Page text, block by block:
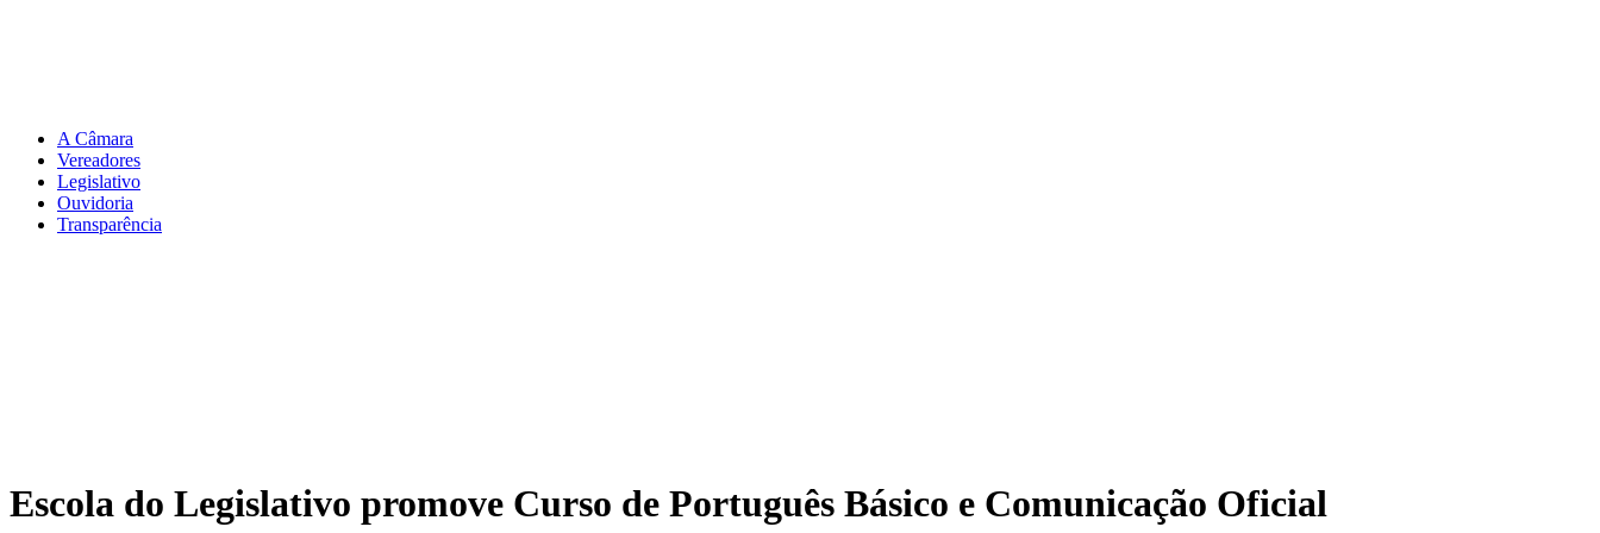
A Câmara
Vereadores
Legislativo
Ouvidoria
Transparência
Escola do Legislativo promove Curso de Português Básico e Comunicação Oficial